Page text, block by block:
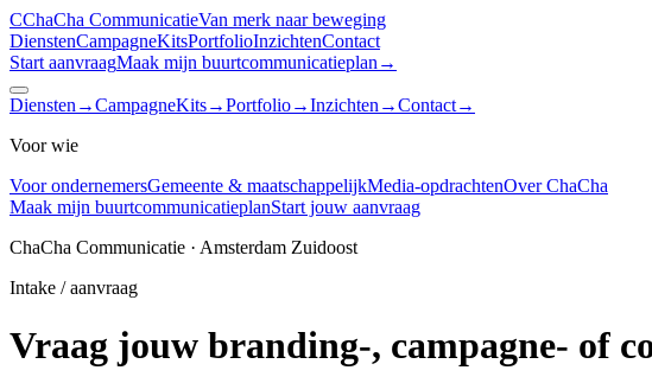
CChaCha CommunicatieVan merk naar beweging
DienstenCampagneKitsPortfolioInzichtenContact
Start aanvraagMaak mijn buurtcommunicatieplan →
Diensten →CampagneKits→Portfolio→Inzichten →Contact→
Voor wie
Voor ondernemersGemeente & maatschappelijkMedia-opdrachtenOver ChaCha
Maak mijn buurtcommunicatieplanStart jouw aanvraag
ChaCha Communicatie · Amsterdam Zuidoost
Intake / aanvraag
Vraag jouw branding-, campagne- of